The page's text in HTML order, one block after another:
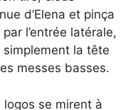
d’Elena et pinça
l’entrée latérale,
simplement la tête
messes basses.
se mirent à